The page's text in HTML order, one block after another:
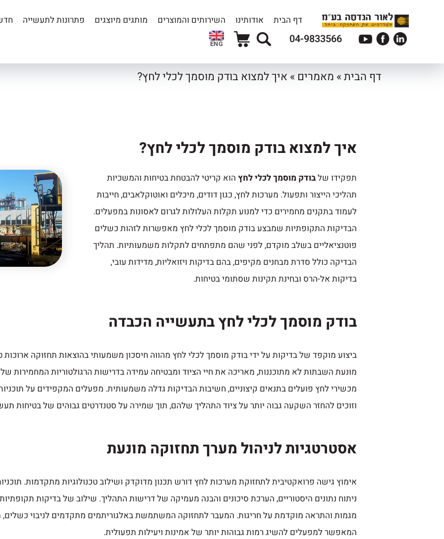
דף הבית אודותינו השירותים והמוצרים מותגים מיוצגים פתרונות לתעשייה
04-9833566
ENG
דף הבית» מאמרים » איך למצוא בודק מוסמך לכלי לחץ?
איך למצוא בודק מוסמך לכלי לחץ?
תפקידו שלבודק מוסמך לכלי לחץ הוא קריטי להבטחת בטיחות והמשכיות
תהליכי הייצור ותפעול. מערכות לחץ, כגון דודים, מיכלים ואוטוקלאבים, חייבות
לעמוד בתקנים מחמירים כדי למנוע תקלות העלולות לגרום לאסונות במפעלים.
הבדיקות התקופתיות שמבצע בודק מוסמך לכלי לחץ מאפשרות לזהות כשלים
פוטנציאליים בשלב מוקדם, לפני שהם מתפתחים לתקלות משמעותיות. תהליך
הבדיקה כולל סדרת מבחנים מקיפים, בהם בדיקות ויזואליות, מדידות עובי,
בדיקות אל-הרס ובחינת תקינות שסתומי בטיחות.
בודק מוסמך לכלי לחץ בתעשייה הכבדה
ביצוע מוקפד של בדיקות על ידי בודק מוסמך לכלי לחץ מהווה חיסכון משמעותי בהוצאות תחזוקה
מונעת השבתות לא מתוכננות, מאריכה את חיי הציוד ומבטיחה עמידה בדרישות הרגולטוריות
מכשירי לחץ פועלים בתנאים קיצוניים, חשיבות הבדיקות גדלה משמעותית. מפעלים המקפידים על
וזוכים להחזר השקעה גבוה יותר על ציוד התהליך שלהם, תוך שמירה על סטנדרטים גבוהים של בטיחות
אסטרטגיות לניהול מערך תחזוקה מונעת
אימוץ גישה פרואקטיבית לתחזוקת מערכות לחץ דורש תכנון מדוקדק ושילוב טכנולוגיות מתקדמות.
ניתוח נתונים היסטוריים, הערכת סיכונים והבנה מעמיקה של דרישות התהליך. שילוב של בדיקות
מגמות והתראה מוקדמת על חריגות. המעבר לתחזוקה המשתמשת באלגוריתמים מתקדמים לניבוי כשלים,
המאפשר למפעלים להשיג רמות גבוהות יותר של אמינות ויעילות תפעולית.